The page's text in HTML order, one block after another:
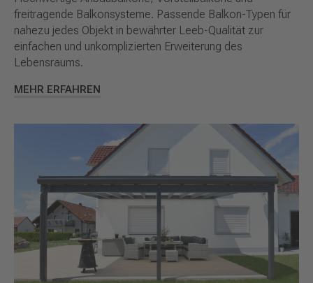
freitragende Balkonsysteme. Passende Balkon-Typen für
nahezu jedes Objekt in bewährter Leeb-Qualität zur
einfachen und unkomplizierten Erweiterung des
Lebensraums.
MEHR ERFAHREN